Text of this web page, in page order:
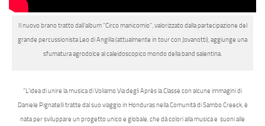
Il nuovo brano tratto dall’album “Circo manicomio”, valorizzato dalla partecipazione del
grande percussionista Leo di Angilla(attualmente in tour con Jovanotti), aggiunge una
sfumatura agrodolce al caleidoscopico mondo della band salentina.
“L’idea di unire la musica di Voliamo Via degli Après la Classe con alcune immagini di
Daniele Pignatelli tratte dal suo viaggio in Honduras nella Comunitá di Sambo Creeck, è
nata per sviluppare un progetto unico e globale, che dà colori alla musica e suoni alle